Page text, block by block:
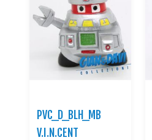
PVC_D_BLH_MB
V.I.N.CENT